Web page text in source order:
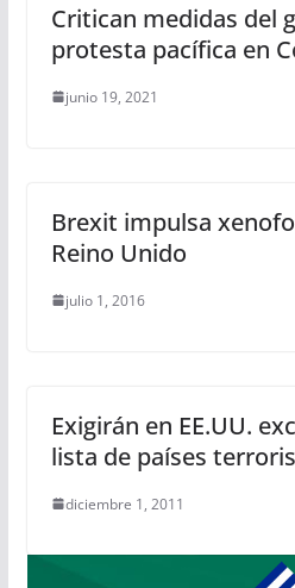
Critican medidas del
protesta pacífica en
junio 19, 2021
Brexit impulsa
Reino Unido
julio 1, 2016
Exigirán en EE.UU.
lista de países
diciembre 1, 2011